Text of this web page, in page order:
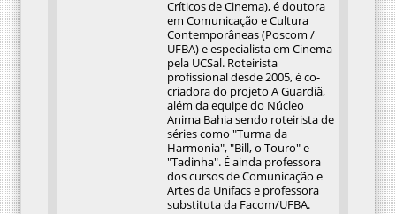
Críticos de Cinema), é doutora
em Comunicação e Cultura
Contemporâneas (Poscom /
UFBA) e especialista em Cinema
pela UCSal. Roteirista
profissional desde 2005, é co-
criadora do projeto A Guardiã,
além da equipe do Núcleo
Anima Bahia sendo roteirista de
séries como "Turma da
Harmonia", "Bill, o Touro" e
"Tadinha". É ainda professora
dos cursos de Comunicação e
Artes da Unifacs e professora
substituta da Facom/UFBA.